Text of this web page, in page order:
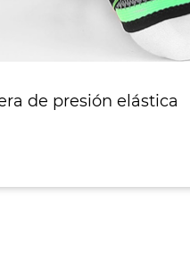
de presión elástica